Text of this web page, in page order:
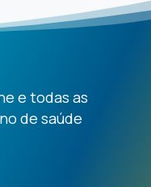
e todas as
de saúde